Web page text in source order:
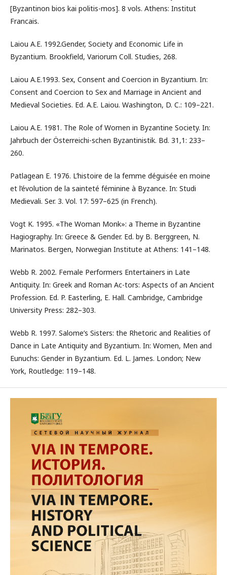
[Byzantinon bios kai politis-mos]. 8 vols. Athens: Institut
Francais.
Laiou A.E. 1992.Gender, Society and Economic Life in
Byzantium. Brookfield, Variorum Coll. Studies, 268.
Laiou A.E.1993. Sex, Consent and Coercion in Byzantium. In:
Consent and Coercion to Sex and Marriage in Ancient and
Medieval Societies. Ed. A.E. Laiou. Washington, D. C.: 109–221.
Laiou A.E. 1981. The Role of Women in Byzantine Society. In:
Jahrbuch der Österreichi-schen Byzantinistik. Bd. 31,1: 233–
260.
Patlagean E. 1976. L’histoire de la femme déguisée en moine
et l’évolution de la sainteté féminine à Byzance. In: Studi
Medievali. Ser. 3. Vol. 17: 597–625 (in French).
Vogt K. 1995. «The Woman Monk»: a Theme in Byzantine
Hagiography. In: Greece & Gender. Ed. by B. Berggreen, N.
Marinatos. Bergen, Norwegian Institute at Athens: 141–148.
Webb R. 2002. Female Performers Entertainers in Late
Antiquity. In: Greek and Roman Ac-tors: Aspects of an Ancient
Profession. Ed. P. Easterling, E. Hall. Cambridge, Cambridge
University Press: 282–303.
Webb R. 1997. Salome’s Sisters: the Rhetoric and Realities of
Dance in Late Antiquity and Byzantium. In: Women, Men and
Eunuchs: Gender in Byzantium. Ed. L. James. London; New
York, Routledge: 119–148.